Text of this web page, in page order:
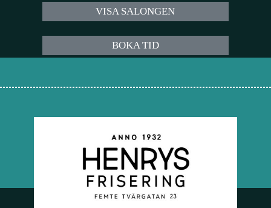
VISA SALONGEN
BOKA TID